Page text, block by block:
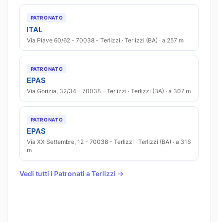
PATRONATO
ITAL
Via Piave 60/62 - 70038 - Terlizzi · Terlizzi (BA) · a 257 m
PATRONATO
EPAS
Via Gorizia, 32/34 - 70038 - Terlizzi · Terlizzi (BA) · a 307 m
PATRONATO
EPAS
Via XX Settembre, 12 - 70038 - Terlizzi · Terlizzi (BA) · a 316
m
Vedi tutti i Patronati a Terlizzi →